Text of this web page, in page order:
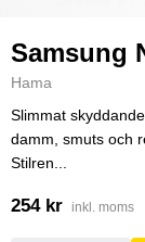
Samsung
Hama
Slimmat
damm, smuts och
Stilren...
254 kr inkl. moms